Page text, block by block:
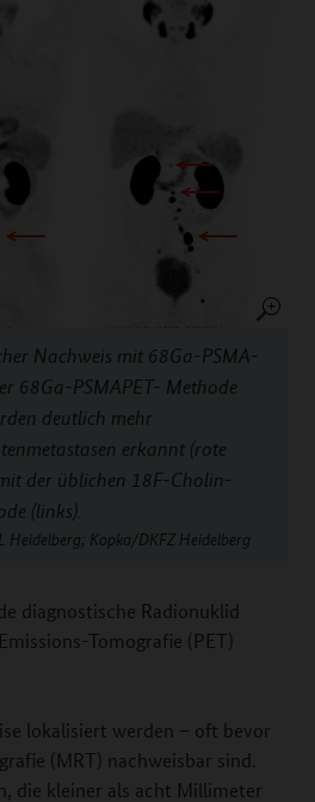
Nachweis mit 68Ga-PSMA-
68Ga-PSMAPET- Methode
deutlich mehr
erkannt (rote
der üblichen 18F-Cholin-
(links).
Heidelberg; Kopka/DKFZ Heidelberg
diagnostische Radionuklid
Tomografie (PET)
lokalisiert werden – oft bevor
(MRT) nachweisbar sind.
die kleiner als acht Millimeter